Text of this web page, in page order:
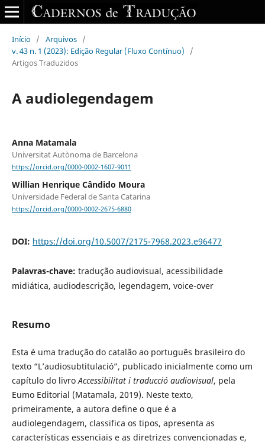
Início / Arquivos /
v. 43 n. 1 (2023): Edição Regular (Fluxo Contínuo)
/
Artigos Traduzidos
A audiolegendagem
Anna Matamala
Universitat Autònoma de Barcelona
https://orcid.org/0000-0002-1607-9011
Willian Henrique Cândido Moura
Universidade Federal de Santa Catarina
https://orcid.org/0000-0002-2675-6880
DOI: https://doi.org/10.5007/2175-7968.2023.e96477
Palavras-chave: tradução audiovisual, acessibilidade
midiática, audiodescrição, legendagem, voice-over
Resumo
Esta é uma tradução do catalão ao português brasileiro do
texto “L’audiosubtitulació”, publicado inicialmente como um
capítulo do livroAccessibilitat i traducció audiovisual, pela
Eumo Editorial (Matamala, 2019). Neste texto,
primeiramente, a autora define o que é a
audiolegendagem, classifica os tipos, apresenta as
características essenciais e as diretrizes convencionadas e,